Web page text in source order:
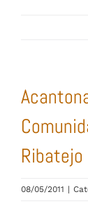
08/05/2011 |